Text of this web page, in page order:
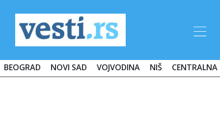
BEOGRAD NOVI SAD VOJVODINA NIŠ CENTRALNA